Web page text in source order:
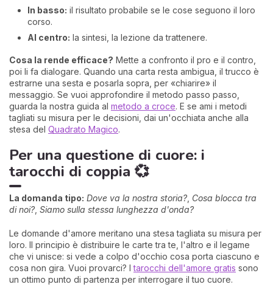
In basso: il risultato probabile se le cose seguono il loro
corso.
Al centro: la sintesi, la lezione da trattenere.
Cosa la rende efficace? Mette a confronto il pro e il contro,
poi li fa dialogare. Quando una carta resta ambigua, il trucco è
estrarne una sesta e posarla sopra, per «chiarire» il
messaggio. Se vuoi approfondire il metodo passo passo,
guarda la nostra guida al metodo a croce. E se ami i metodi
tagliati su misura per le decisioni, dai un'occhiata anche alla
stesa del Quadrato Magico.
Per una questione di cuore: i
tarocchi di coppia 💞
La domanda tipo: Dove va la nostra storia? Cosa blocca tra
di noi? Siamo sulla stessa lunghezza d'onda?
Le domande d'amore meritano una stesa tagliata su misura per
loro. Il principio è distribuire le carte tra te, l'altro e il legame
che vi unisce: si vede a colpo d'occhio cosa porta ciascuno e
cosa non gira. Vuoi provarci? Itarocchi dell'amore gratis sono
un ottimo punto di partenza per interrogare il tuo cuore.